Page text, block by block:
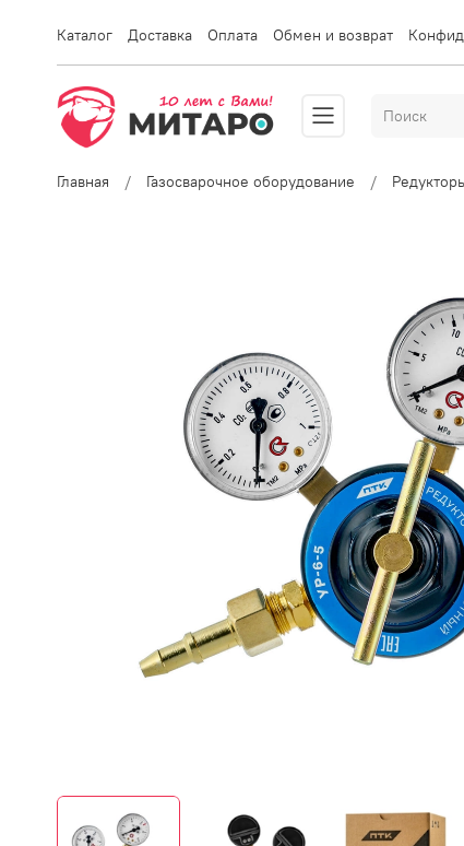
Каталог Доставка Оплата Обмен и возврат
Главная Газосварочное оборудование